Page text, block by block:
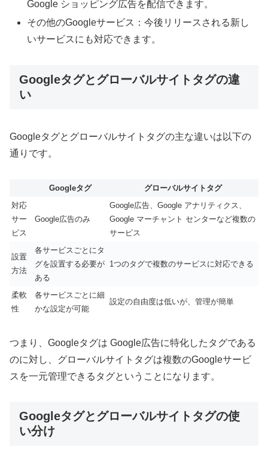
Google ショッピング広告を配信できます。
その他のGoogleサービス：今後リリースされる新し
いサービスにも対応できます。
Googleタグとグローバルサイトタグの違
い
Googleタグとグローバルサイトタグの主な違いは以下の
通りです。
Googleタグ
グローバルサイトタグ
対応
サー
ビス
Google広告のみ
Google広告、Google アナリティクス、
Google マーチャント センターなど複数の
サービス
設置
方法
各サービスごとにタ
グを設置する必要が
ある
1つのタグで複数のサービスに対応できる
柔軟
性
各サービスごとに細
かな設定が可能
設定の自由度は低いが、管理が簡単
つまり、Googleタグは Google広告に特化したタグである
のに対し、グローバルサイトタグは複数のGoogleサービ
スを一元管理できるタグということになります。
Googleタグとグローバルサイトタグの使
い分け